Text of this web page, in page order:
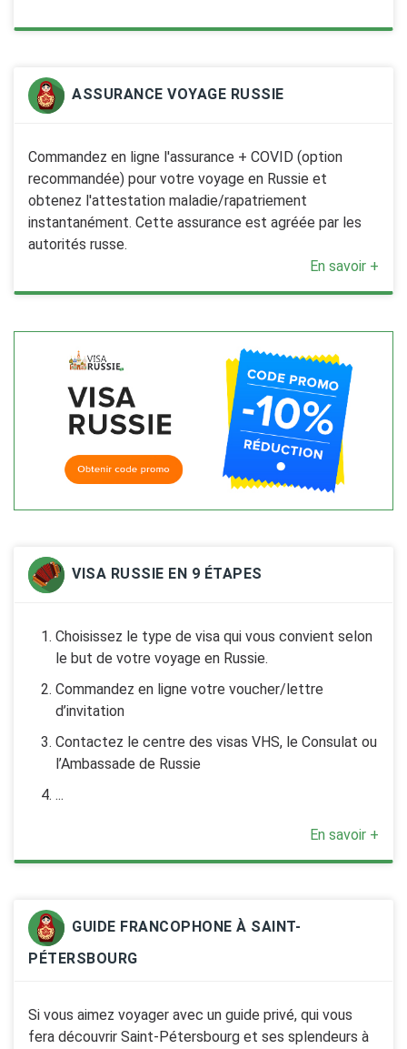
ASSURANCE VOYAGE RUSSIE
Commandez en ligne l'assurance + COVID (option
recommandée) pour votre voyage en Russie et
obtenez l'attestation maladie/rapatriement
instantanément. Cette assurance est agréée par les
autorités russe.
En savoir +
VISA RUSSIE EN 9 ÉTAPES
Choisissez le type de visa qui vous convient selon
le but de votre voyage en Russie.
Commandez en ligne votre voucher/lettre
d’invitation
Contactez le centre des visas VHS, le Consulat ou
l’Ambassade de Russie
...
En savoir +
GUIDE FRANCOPHONE À SAINT-
PÉTERSBOURG
Si vous aimez voyager avec un guide privé, qui vous
fera découvrir Saint-Pétersbourg et ses splendeurs à